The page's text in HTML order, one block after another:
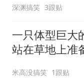
深渊搞笑 3跟贴
一只体型巨大
站在草地上准
米高没搞笑 1跟贴